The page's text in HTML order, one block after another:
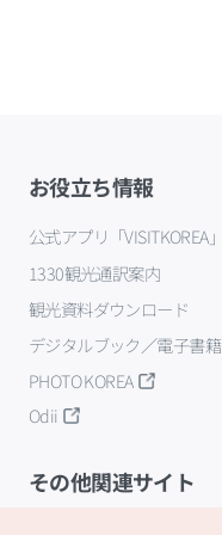
お役立ち情報
公式アプリ「VISITKOREA」
1330観光通訳案内
観光資料ダウンロード
デジタルブック／電子書籍
PHOTO KOREA
Odii
その他関連サイト